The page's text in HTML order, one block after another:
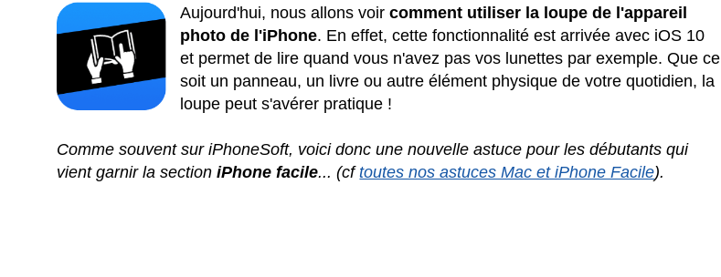
Aujourd'hui, nous allons voircomment utiliser la loupe de l'appareil
photo de l'iPhone. En effet, cette fonctionnalité est arrivée avec iOS 10
et permet de lire quand vous n'avez pas vos lunettes par exemple. Que ce
soit un panneau, un livre ou autre élément physique de votre quotidien, la
loupe peut s'avérer pratique !
Comme souvent sur iPhoneSoft, voici donc une nouvelle astuce pour les débutants qui
vient garnir la sectioniPhone facile... (cftoutes nos astuces Mac et iPhone Facile).